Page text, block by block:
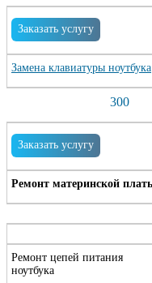
Заказать услугу
Замена клавиатуры ноутбука
300
Заказать услугу
Ремонт материнской
Ремонт цепей питания
ноутбука